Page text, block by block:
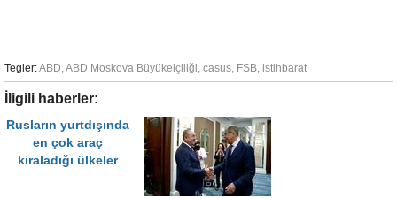
Tegler:ABD,ABD Moskova Büyükelçiliği, casus, FSB, istihbarat
İligili haberler:
Rusların yurtdışında
en çok araç
kiraladığı ülkeler